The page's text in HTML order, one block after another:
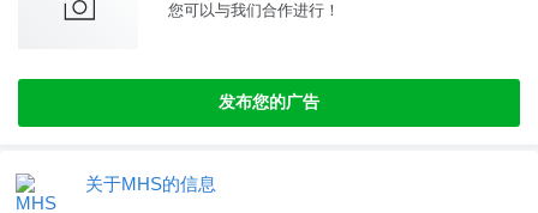
您可以与我们合作进行！
发布您的广告
关于MHS的信息